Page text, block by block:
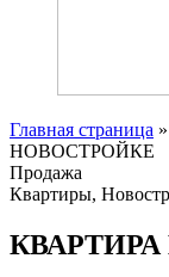
Главная страница »
НОВОСТРОЙКЕ
Продажа
Квартиры,